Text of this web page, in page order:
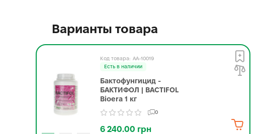
Варианты товара
AA-10019
Есть в наличии
Бактофунгицид -
БАКТИФОЛ | BACTIFOL
Bioera 1 кг
0
6 240.00 грн